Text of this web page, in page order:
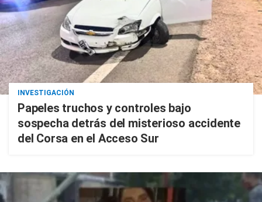
INVESTIGACIÓN
Papeles truchos y controles bajo
sospecha detrás del misterioso accidente
del Corsa en el Acceso Sur